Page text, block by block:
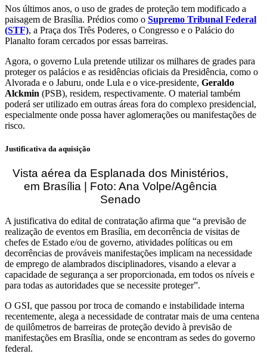
Nos últimos anos, o uso de grades de proteção tem modificado a
paisagem de Brasília. Prédios como o Supremo Tribunal Federal
(STF), a Praça dos Três Poderes, o Congresso e o Palácio do
Planalto foram cercados por essas barreiras.
Agora, o governo Lula pretende utilizar os milhares de grades para
proteger os palácios e as residências oficiais da Presidência, como o
Alvorada e o Jaburu, onde Lula e o vice-presidente, Geraldo
Alckmin (PSB), residem, respectivamente. O material também
poderá ser utilizado em outras áreas fora do complexo presidencial,
especialmente onde possa haver aglomerações ou manifestações de
risco.
Justificativa da aquisição
Vista aérea da Esplanada dos Ministérios,
em Brasília | Foto: Ana Volpe/Agência
Senado
A justificativa do edital de contratação afirma que “a previsão de
realização de eventos em Brasília, em decorrência de visitas de
chefes de Estado e/ou de governo, atividades políticas ou em
decorrências de prováveis manifestações implicam na necessidade
de emprego de alambrados disciplinadores, visando a elevar a
capacidade de segurança a ser proporcionada, em todos os níveis e
para todas as autoridades que se necessite proteger”.
O GSI, que passou por troca de comando e instabilidade interna
recentemente, alega a necessidade de contratar mais de uma centena
de quilômetros de barreiras de proteção devido à previsão de
manifestações em Brasília, onde se encontram as sedes do governo
federal.